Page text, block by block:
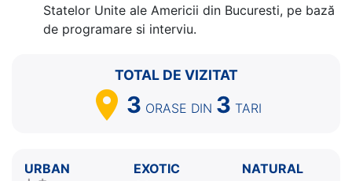
Port Canaveral, Florida SUA 07:00 - ⚓
Statelor Unite ale Americii din Bucuresti, pe bază
de programare si interviu.
TOTAL DE VIZITAT
3 ORASE DIN 3 TARI
URBAN
EXOTIC
NATURAL